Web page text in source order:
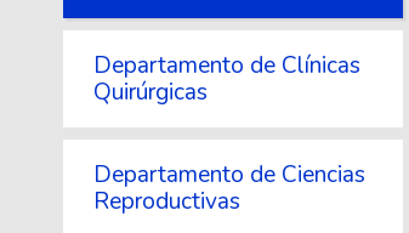
Departamento de Clínicas
Quirúrgicas
Departamento de Ciencias
Reproductivas